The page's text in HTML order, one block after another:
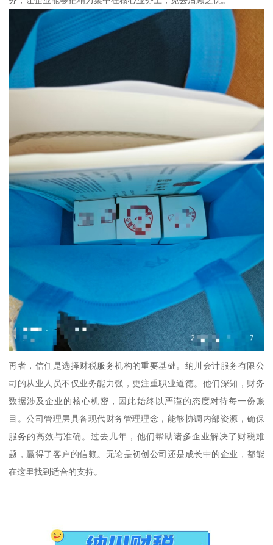
再者，信任是选择财税服务机构的重要基础。纳川会计服务有限公
司的从业人员不仅业务能力强，更注重职业道德。他们深知，财务
数据涉及企业的核心机密，因此始终以严谨的态度对待每一份账
目。公司管理层具备现代财务管理理念，能够协调内部资源，确保
服务的高效与准确。过去几年，他们帮助诸多企业解决了财税难
题，赢得了客户的信赖。无论是初创公司还是成长中的企业，都能
在这里找到适合的支持。